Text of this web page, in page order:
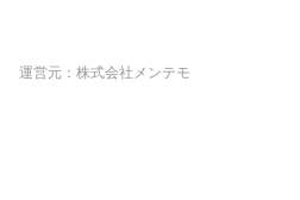
運営元：株式会社メンテモ